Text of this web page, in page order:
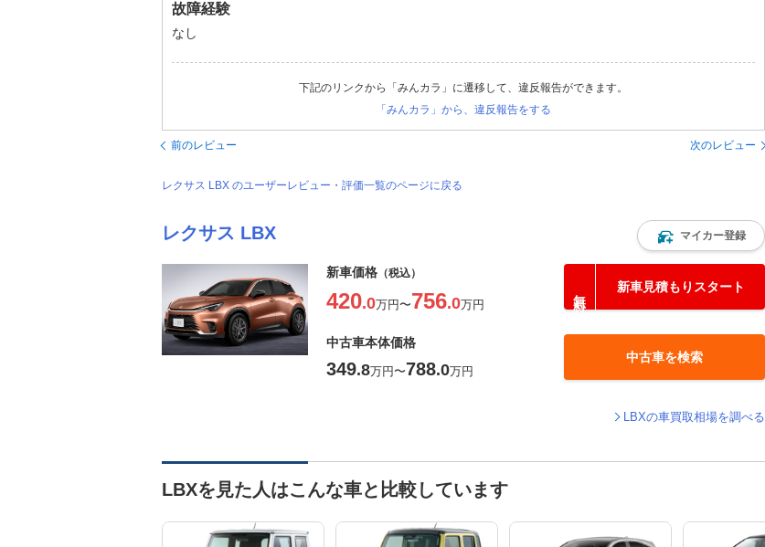
故障経験
なし
下記のリンクから「みんカラ」に遷移して、違反報告ができます。
「みんカラ」から、違反報告をする
前のレビュー 次のレビュー
レクサス LBX のユーザーレビュー・評価一覧のページに戻る
レクサス LBX マイカー登録
新車価格 （税込）
420.0万円〜756.0万円
新車見積もりスタート
中古車本体価格
349.8万円〜788.0万円
中古車を検索
LBXの車買取相場を調べる
LBXを見た人はこんな車と比較しています